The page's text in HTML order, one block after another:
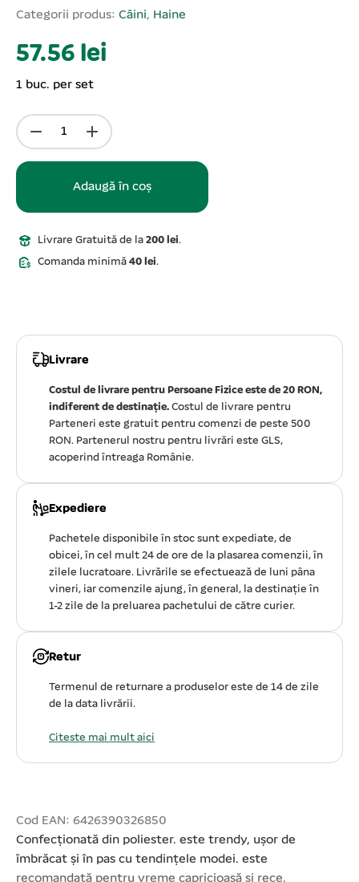
Categorii produs: Câini, Haine
57.56 lei
1 buc. per set
Adaugă în coș
Livrare Gratuită de la 200 lei.
Comanda minimă 40 lei.
Livrare
Costul de livrare pentru Persoane Fizice este de 20 RON,
indiferent de destinație. Costul de livrare pentru
Parteneri este gratuit pentru comenzi de peste 500
RON. Partenerul nostru pentru livrări este GLS,
acoperind întreaga Românie.
Expediere
Pachetele disponibile în stoc sunt expediate, de
obicei, în cel mult 24 de ore de la plasarea comenzii, în
zilele lucratoare. Livrările se efectuează de luni pâna
vineri, iar comenzile ajung, în general, la destinație în
1-2 zile de la preluarea pachetului de către curier.
Retur
Termenul de returnare a produselor este de 14 de zile
de la data livrării.
Citeste mai mult aici
Cod EAN: 6426390326850
Confecționată din poliester. este trendy, ușor de
îmbrăcat și în pas cu tendințele modei. este
recomandată pentru vreme capricioasă și rece,